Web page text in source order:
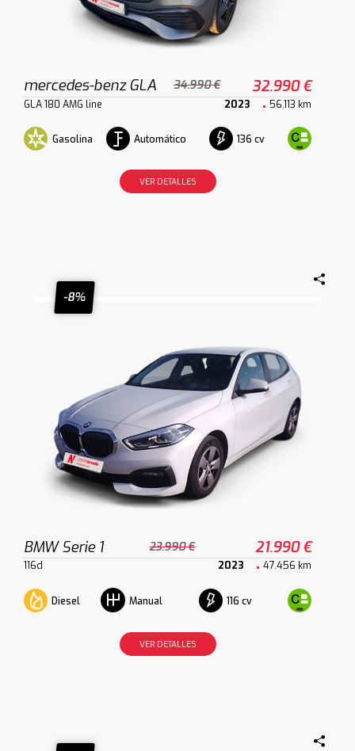
mercedes-benz GLA 34.990 € 32.990 €
GLA 180 AMG line 2023 56.113 km
Gasolina Automático 136 cv
VER DETALLES
-8%
BMW Serie 1 23.990 € 21.990 €
116d 2023 47.456 km
Diesel Manual 116 cv
VER DETALLES